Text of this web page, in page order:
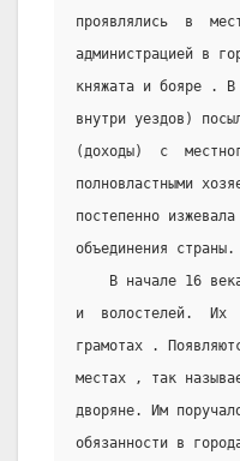
проявлялись  в
администрацией в
княжата и бояре . В
внутри уездов)
(доходы)  с
полновластными
постепенно
объединения страны.
В начале 16
и  волостелей.  Их
грамотах .
местах , так
дворяне. Им
обязанности в